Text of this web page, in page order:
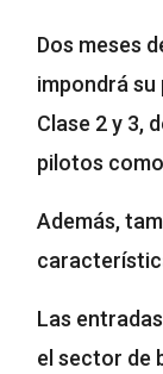
Dos meses
impondrá su
Clase 2 y 3,
pilotos
Además,
Las
el sector de